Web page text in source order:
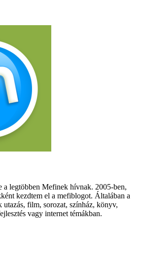
a legtöbben Mefinek hívnak. 2005-ben,
kezdtem el a mefiblogot. Általában a
film, sorozat, színház, könyv,
vagy internet témákban.